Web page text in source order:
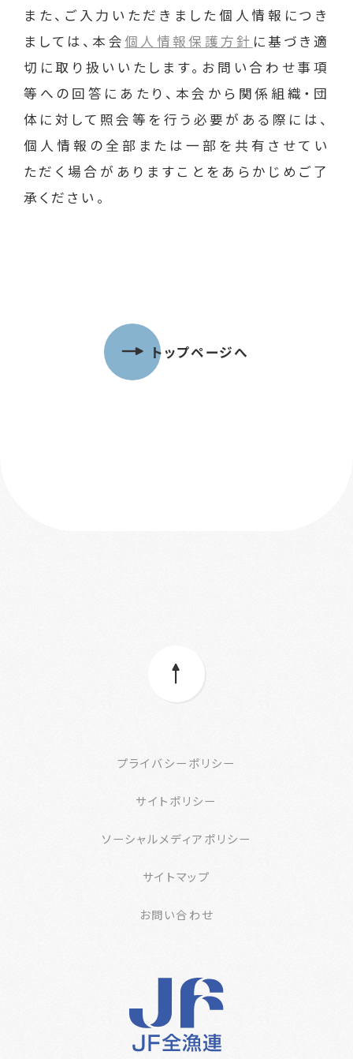
また、ご入力いただきました個人情報につき
ましては、本会 個人情報保護方針 に基づき適
切に取り扱いいたします。お問い合わせ事項
等への回答にあたり、本会から関係組織・団
体に対して照会等を行う必要がある際には、
個人情報の全部または一部を共有させてい
ただく場合がありますことをあらかじめご了
承ください。
トップページへ
プライバシーポリシー
サイトポリシー
ソーシャルメディアポリシー
サイトマップ
お問い合わせ